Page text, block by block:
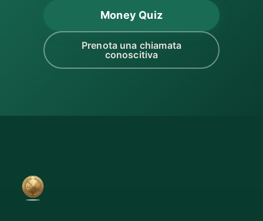
Money Quiz
Prenota una chiamata
conoscitiva